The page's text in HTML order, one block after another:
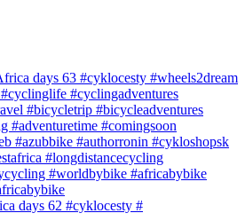
days 62 #cyklocesty #